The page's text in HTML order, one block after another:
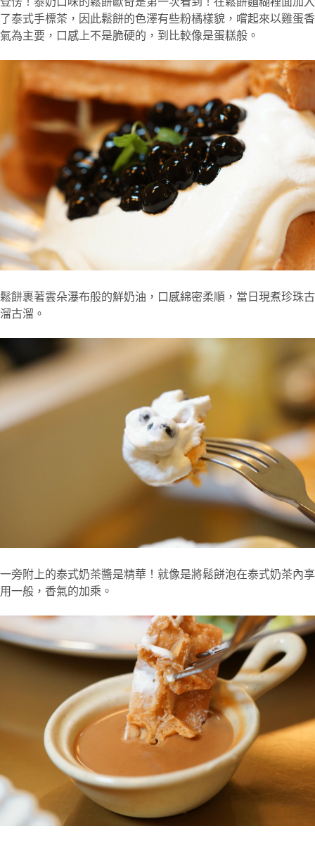
了泰式手標茶，因此鬆餅的色澤有些粉橘樣貌，嚐起來以雞蛋香
氣為主要，口感上不是脆硬的，到比較像是蛋糕般。
鬆餅裹著雲朵瀑布般的鮮奶油，口感綿密柔順，當日現煮珍珠古
溜古溜。
一旁附上的泰式奶茶醬是精華！就像是將鬆餅泡在泰式奶茶內享
用一般，香氣的加乘。